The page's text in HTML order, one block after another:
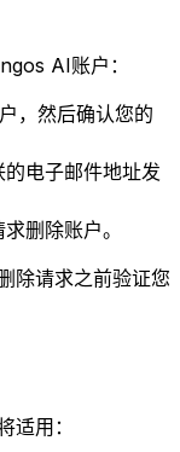
AI账户：
，然后确认您的
电子邮件地址发
删除账户。
除请求之前验证您
适用：